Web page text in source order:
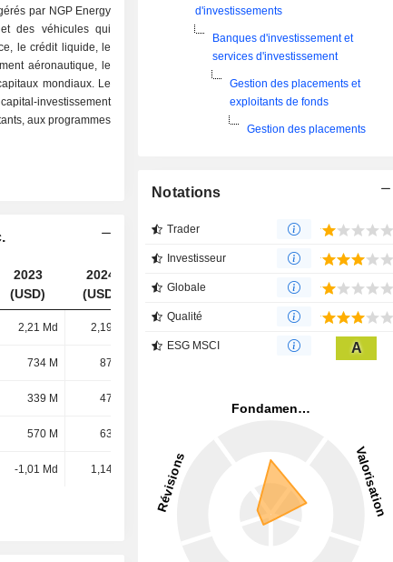
par NGP Energy
des véhicules qui
le crédit liquide, le
aéronautique, le
mondiaux. Le
investissement
aux programmes
2023
(USD)
2024
(USD)
(USD)
2,21 Md 2,19 Md
734 M 870 M
339 M 472 M
570 M 632 M
-1,01 Md 1,14 Md 243 M
d'investissements
Banques d'investissement et
services d'investissement
Gestion des placements et
exploitants de fonds
Gestion des placements
Notations
Trader
Investisseur
Globale
Qualité
ESG MSCI A